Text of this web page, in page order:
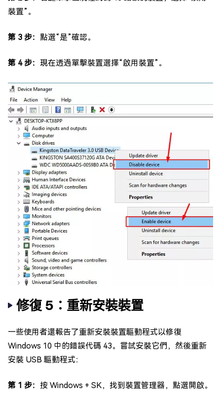
裝置”。
第 3 步： 點選“是”確認。
第 4 步： 現在透過單擊裝置選擇“啟用裝置”。
修復 5：重新安裝裝置
一些使用者還報告了重新安裝裝置驅動程式以修復
Windows 10 中的錯誤代碼 43。嘗試安裝它們，然後重新
安裝 USB 驅動程式：
第 1 步： 按 Windows + SK，找到裝置管理器，點選開啟。